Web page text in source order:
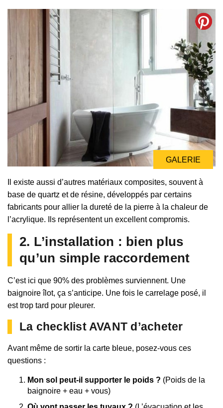
GALERIE
Il existe aussi d’autres matériaux composites, souvent à
base de quartz et de résine, développés par certains
fabricants pour allier la dureté de la pierre à la chaleur de
l’acrylique. Ils représentent un excellent compromis.
2. L’installation : bien plus
qu’un simple raccordement
C’est ici que 90% des problèmes surviennent. Une
baignoire îlot, ça s’anticipe. Une fois le carrelage posé, il
est trop tard pour pleurer.
La checklist AVANT d’acheter
Avant même de sortir la carte bleue, posez-vous ces
questions :
Mon sol peut-il supporter le poids ? (Poids de la
baignoire + eau + vous)